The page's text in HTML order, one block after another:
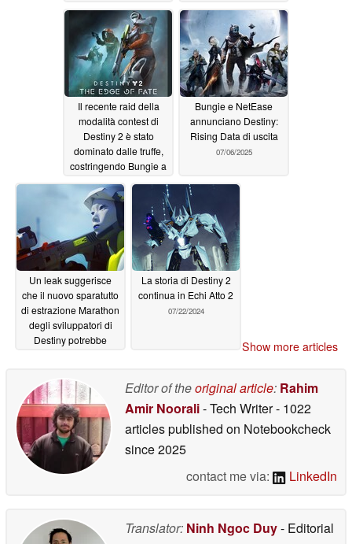
uscita di Marathon
08/08/2025
Il recente raid della
modalità contest di
Destiny 2 è stato
dominato dalle truffe,
costringendo Bungie a
07/26/2025
Bungie e NetEase
annunciano Destiny:
Rising Data di uscita
07/06/2025
Un leak suggerisce
che il nuovo sparatutto
di estrazione Marathon
degli sviluppatori di
Destiny potrebbe
La storia di Destiny 2
continua in Echi Atto 2
07/22/2024
Show more articles
Editor of theoriginal article: Rahim
Amir Noorali- Tech Writer- 1022
articles published on Notebookcheck
since 2025
contact me via:
LinkedIn
Translator: Ninh Ngoc Duy- Editorial